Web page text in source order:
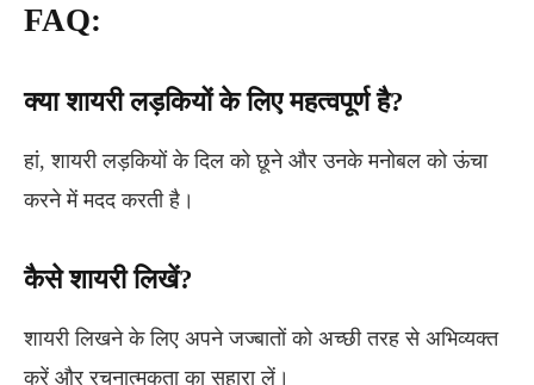
FAQ:
क्या शायरी लड़कियों के लिए महत्वपूर्ण है?
हां, शायरी लड़कियों के दिल को छूने और उनके मनोबल को ऊंचा
करने में मदद करती है।
कैसे शायरी लिखें?
शायरी लिखने के लिए अपने जज्बातों को अच्छी तरह से अभिव्यक्त
करें और रचनात्मकता का सहारा लें।